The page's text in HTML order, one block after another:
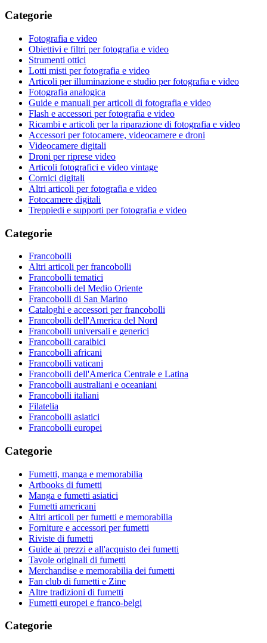
Categorie
Fotografia e video
Obiettivi e filtri per fotografia e video
Strumenti ottici
Lotti misti per fotografia e video
Articoli per illuminazione e studio per fotografia e video
Fotografia analogica
Guide e manuali per articoli di fotografia e video
Flash e accessori per fotografia e video
Ricambi e articoli per la riparazione di fotografia e video
Accessori per fotocamere, videocamere e droni
Videocamere digitali
Droni per riprese video
Articoli fotografici e video vintage
Cornici digitali
Altri articoli per fotografia e video
Fotocamere digitali
Treppiedi e supporti per fotografia e video
Categorie
Francobolli
Altri articoli per francobolli
Francobolli tematici
Francobolli del Medio Oriente
Francobolli di San Marino
Cataloghi e accessori per francobolli
Francobolli dell'America del Nord
Francobolli universali e generici
Francobolli caraibici
Francobolli africani
Francobolli vaticani
Francobolli dell'America Centrale e Latina
Francobolli australiani e oceaniani
Francobolli italiani
Filatelia
Francobolli asiatici
Francobolli europei
Categorie
Fumetti, manga e memorabilia
Artbooks di fumetti
Manga e fumetti asiatici
Fumetti americani
Altri articoli per fumetti e memorabilia
Forniture e accessori per fumetti
Riviste di fumetti
Guide ai prezzi e all'acquisto dei fumetti
Tavole originali di fumetti
Merchandise e memorabilia dei fumetti
Fan club di fumetti e Zine
Altre tradizioni di fumetti
Fumetti europei e franco-belgi
Categorie